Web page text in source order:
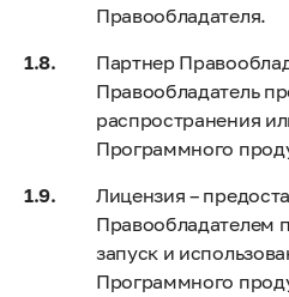
Правообладателя.
Партнер
Правообладатель
распространения
Программного
Лицензия –
Правообладателем
запуск и
Программного